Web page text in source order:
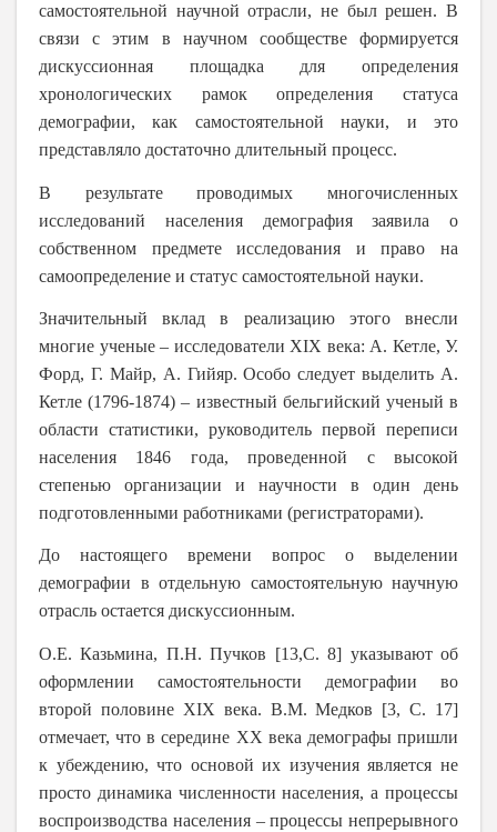
самостоятельной научной отрасли, не был решен. В
связи с этим в научном сообществе формируется
дискуссионная площадка для определения
хронологических рамок определения статуса
демографии, как самостоятельной науки, и это
представляло достаточно длительный процесс.
В результате проводимых многочисленных
исследований населения демография заявила о
собственном предмете исследования и право на
самоопределение и статус самостоятельной науки.
Значительный вклад в реализацию этого внесли
многие ученые – исследователи ХIХ века: А. Кетле, У.
Форд, Г. Майр, А. Гийяр. Особо следует выделить А.
Кетле (1796-1874) – известный бельгийский ученый в
области статистики, руководитель первой переписи
населения 1846 года, проведенной с высокой
степенью организации и научности в один день
подготовленными работниками (регистраторами).
До настоящего времени вопрос о выделении
демографии в отдельную самостоятельную научную
отрасль остается дискуссионным.
О.Е. Казьмина, П.Н. Пучков [13,С. 8] указывают об
оформлении самостоятельности демографии во
второй половине XIX века. В.М. Медков [3, С. 17]
отмечает, что в середине ХХ века демографы пришли
к убеждению, что основой их изучения является не
просто динамика численности населения, а процессы
воспроизводства населения – процессы непрерывного